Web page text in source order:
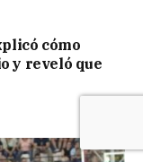
cómo
y reveló que